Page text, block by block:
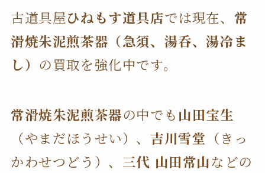
古道具屋ひねもす道具店では現在、 常
滑焼朱泥煎茶器（急須、湯呑、湯冷ま
し） の買取を強化中です。
常滑焼朱泥煎茶器の中でも 山田宝生
（やまだほうせい）、 吉川雪堂 （きっ
かわせつどう）、 三代 山田常山などの